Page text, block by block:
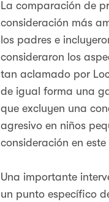
La comparación de
consideración más
los padres e
consideraron los
tan aclamado por
de igual forma una
que excluyen una
agresivo en niños
consideración en
Una importante
un punto específico